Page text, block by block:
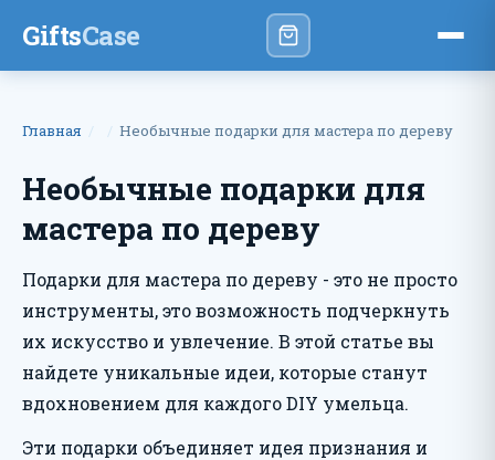
GiftsCase
Главная Необычные подарки для мастера по дереву
Необычные подарки для
мастера по дереву
Подарки для мастера по дереву - это не просто
инструменты, это возможность подчеркнуть
их искусство и увлечение. В этой статье вы
найдете уникальные идеи, которые станут
вдохновением для каждого DIY умельца.
Эти подарки объединяет идея признания и